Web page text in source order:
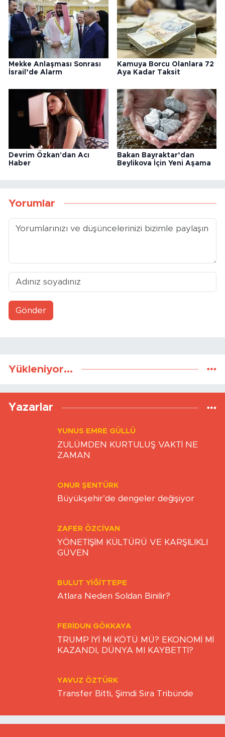
Mekke Anlaşması Sonrası
İsrail’de Alarm
Kamuya Borcu Olanlara 72
Aya Kadar Taksit
Devrim Özkan'dan Acı
Haber
Bakan Bayraktar’dan
Beylikova İçin Yeni Aşama
Yorumlar
Gönder
Yükleniyor...
Yazarlar
YUNUS EMRE GÜLLÜ
ZULÜMDEN KURTULUŞ VAKTİ NE
ZAMAN
ONUR ŞENTÜRK
Büyükşehir’de dengeler değişiyor
ZAFER ÖZCIVAN
YÖNETİŞİM KÜLTÜRÜ VE KARŞILIKLI
GÜVEN
BULUT YİĞİTTEPE
Atlara Neden Soldan Binilir?
FERIDUN GÖKKAYA
TRUMP İYİ Mİ KÖTÜ MÜ? EKONOMİ Mİ
KAZANDI, DÜNYA MI KAYBETTİ?
YAVUZ ÖZTÜRK
Transfer Bitti, Şimdi Sıra Tribünde